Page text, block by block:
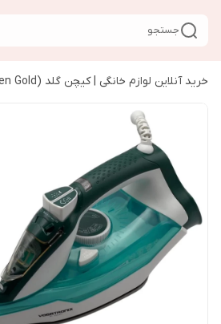
جستجو
خرید آنلاین لوازم خانگی | کیچن گلد (Kitchen Gold)